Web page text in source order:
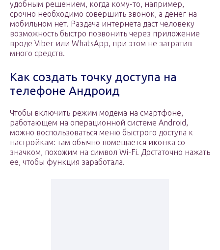
удобным решением, когда кому-то, например,
срочно необходимо совершить звонок, а денег на
мобильном нет. Раздача интернета даст человеку
возможность быстро позвонить через приложение
вроде Viber или WhatsApp, при этом не затратив
много средств.
Как создать точку доступа на
телефоне Андроид
Чтобы включить режим модема на смартфоне,
работающем на операционной системе Android,
можно воспользоваться меню быстрого доступа к
настройкам: там обычно помещается иконка со
значком, похожим на символ Wi-Fi. Достаточно нажать
ее, чтобы функция заработала.